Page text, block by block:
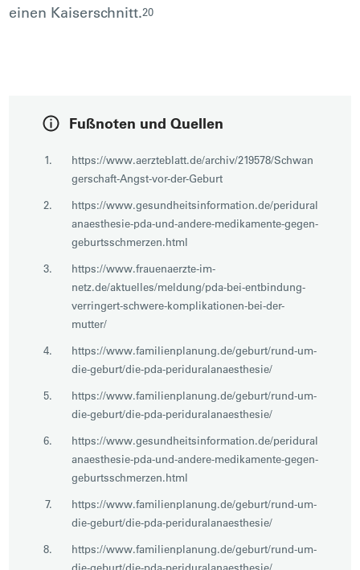
einen Kaiserschnitt.20
Fußnoten und Quellen
https://www.aerzteblatt.de/archiv/219578/Schwan
gerschaft-Angst-vor-der-Geburt
https://www.gesundheitsinformation.de/peridural
anaesthesie-pda-und-andere-medikamente-gegen-
geburtsschmerzen.html
https://www.frauenaerzte-im-
netz.de/aktuelles/meldung/pda-bei-entbindung-
verringert-schwere-komplikationen-bei-der-
mutter/
https://www.familienplanung.de/geburt/rund-um-
die-geburt/die-pda-periduralanaesthesie/
https://www.familienplanung.de/geburt/rund-um-
die-geburt/die-pda-periduralanaesthesie/
https://www.gesundheitsinformation.de/peridural
anaesthesie-pda-und-andere-medikamente-gegen-
geburtsschmerzen.html
https://www.familienplanung.de/geburt/rund-um-
die-geburt/die-pda-periduralanaesthesie/
https://www.familienplanung.de/geburt/rund-um-
die-geburt/die-pda-periduralanaesthesie/